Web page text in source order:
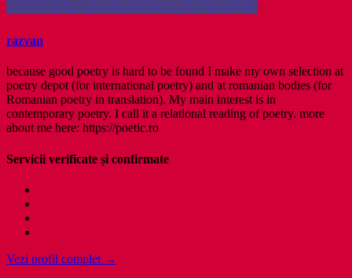
razvan
because good poetry is hard to be found I make my own selection at
poetry depot (for international poetry) and at romanian bodies (for
Romanian poetry in translation). My main interest is in
contemporary poetry. I call it a relational reading of poetry. more
about me here: https://poetic.ro
Servicii verificate și confirmate
Vezi profil complet →